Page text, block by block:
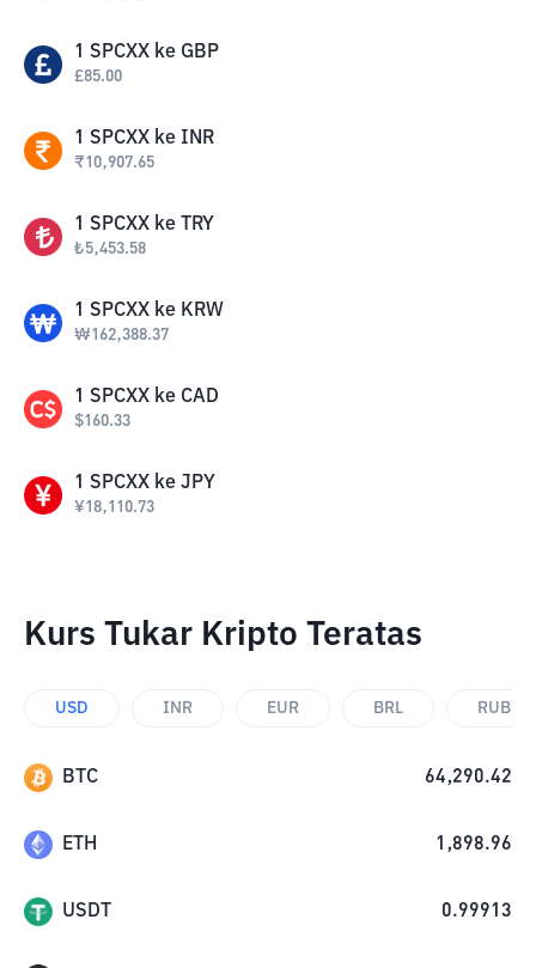
1 SPCXX ke GBP
£85.00
1 SPCXX ke INR
₹10,907.65
1 SPCXX ke TRY
₺5,453.58
1 SPCXX ke KRW
₩162,388.37
1 SPCXX ke CAD
$160.33
1 SPCXX ke JPY
¥18,110.73
Kurs Tukar Kripto Teratas
USD INR EUR BRL RUB
BTC 64,290.42
ETH 1,898.96
USDT 0.99913